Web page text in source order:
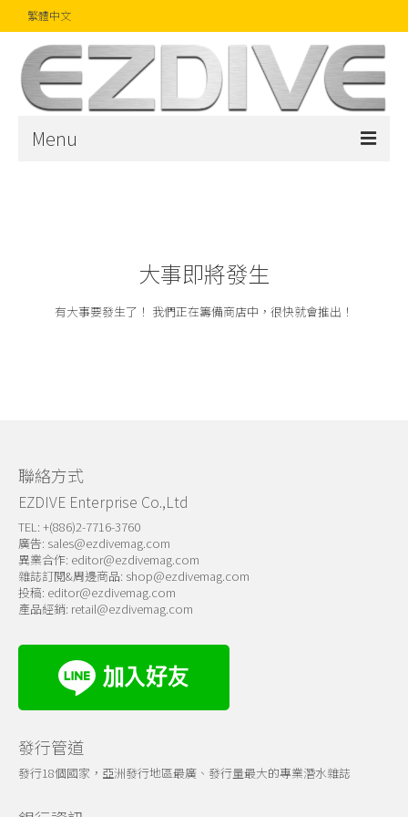
繁體中文
Menu
精品
大事即將發生
有大事要發生了！ 我們正在籌備商店中，很快就會推出！
聯絡方式
EZDIVE Enterprise Co.,Ltd
TEL: +(886)2-7716-3760
廣告: sales@ezdivemag.com
異業合作: editor@ezdivemag.com
雜誌訂閱&周邊商品: shop@ezdivemag.com
投稿: editor@ezdivemag.com
產品經銷: retail@ezdivemag.com
發行管道
發行18個國家，亞洲發行地區最廣、發行量最大的專業潛水雜誌